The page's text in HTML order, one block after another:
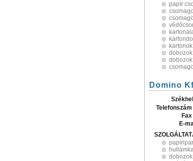
papír
kartonok
dobozok
Domino
Telefonszám
E-
papíripar
dobozok